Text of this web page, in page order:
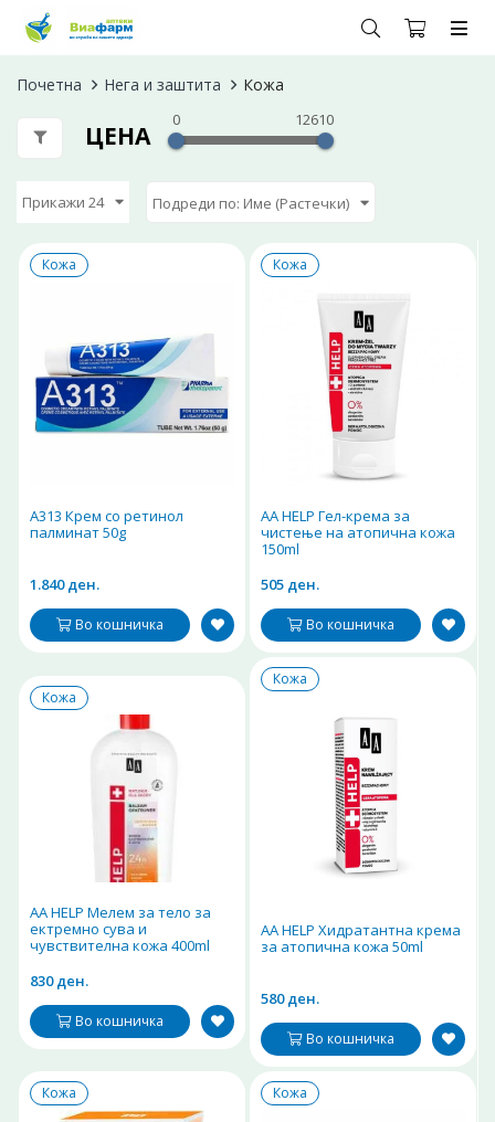
Почетна Нега и заштита Кожа
ЦЕНА
0 12610
Прикажи 24 Подреди по: Име (Растечки)
Кожа
A313 Крем со ретинол
палминат 50g
1.840 ден.
Во кошничка
Кожа
AA HELP Гел-крема за
чистење на атопична кожа
150ml
505 ден.
Во кошничка
Кожа
AA HELP Мелем за тело за
ектремно сува и
чувствителна кожа 400ml
830 ден.
Во кошничка
Кожа
AA HELP Хидратантна крема
за атопична кожа 50ml
580 ден.
Во кошничка
Кожа Кожа